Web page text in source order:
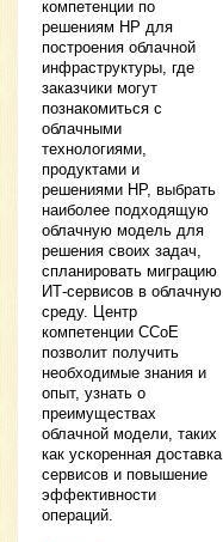
компетенции по
решениям HP для
построения облачной
инфраструктуры, где
заказчики могут
познакомиться с
облачными
технологиями,
продуктами и
решениями НР, выбрать
наиболее подходящую
облачную модель для
решения своих задач,
спланировать миграцию
ИТ-сервисов в облачную
среду. Центр
компетенции CCoE
позволит получить
необходимые знания и
опыт, узнать о
преимуществах
облачной модели, таких
как ускоренная доставка
сервисов и повышение
эффективности
операций.